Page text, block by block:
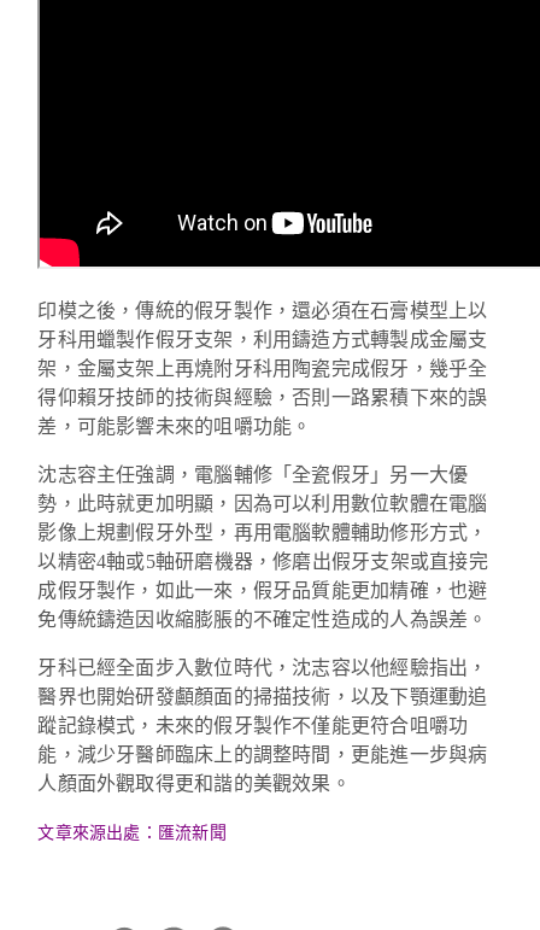
印模之後，傳統的假牙製作，還必須在石膏模型上以
牙科用蠟製作假牙支架，利用鑄造方式轉製成金屬支
架，金屬支架上再燒附牙科用陶瓷完成假牙，幾乎全
得仰賴牙技師的技術與經驗，否則一路累積下來的誤
差，可能影響未來的咀嚼功能。
沈志容主任強調，電腦輔修「全瓷假牙」另一大優
勢，此時就更加明顯，因為可以利用數位軟體在電腦
影像上規劃假牙外型，再用電腦軟體輔助修形方式，
以精密4軸或5軸研磨機器，修磨出假牙支架或直接完
成假牙製作，如此一來，假牙品質能更加精確，也避
免傳統鑄造因收縮膨脹的不確定性造成的人為誤差。
牙科已經全面步入數位時代，沈志容以他經驗指出，
醫界也開始研發顱顏面的掃描技術，以及下顎運動追
蹤記錄模式，未來的假牙製作不僅能更符合咀嚼功
能，減少牙醫師臨床上的調整時間，更能進一步與病
人顏面外觀取得更和諧的美觀效果。
文章來源出處：匯流新聞